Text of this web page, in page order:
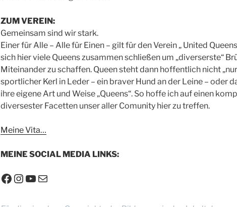
ZUM VEREIN:
Gemeinsam sind wir stark.
Einer für Alle – Alle für Einen – gilt für den Verein „ United
sich hier viele Queens zusammen schließen um „diverserste“
Miteinander zu schaffen. Queen steht dann hoffentlich nicht
sportlicher Kerl in Leder – ein braver Hund an der Leine – oder
ihre eigene Art und Weise „Queens“. So hoffe ich auf einen
diversester Facetten unser aller Comunity hier zu treffen.
Meine Vita…
MEINE SOCIAL MEDIA LINKS:
Facebook
Instagram
YouTube
E-Mail